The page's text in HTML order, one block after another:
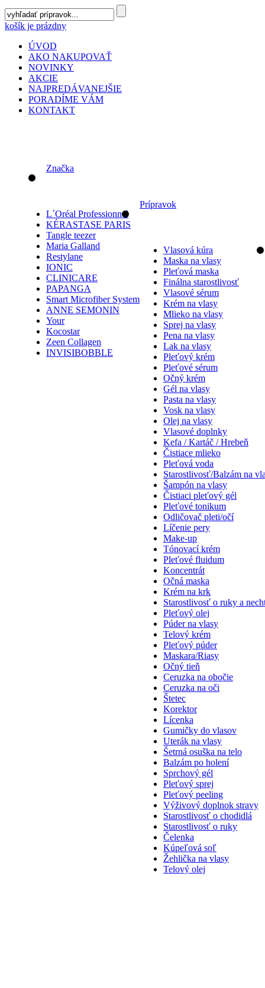
košík je prázdny
ÚVOD
AKO NAKUPOVAŤ
NOVINKY
AKCIE
NAJPREDÁVANEJŠIE
PORADÍME VÁM
KONTAKT
Značka
L´Oréal Professionnel
KÉRASTASE PARIS
Tangle teezer
Maria Galland
Restylane
IONIC
CLINICARE
PAPANGA
Smart Microfiber System
ANNE SEMONIN
Your
Kocostar
Zeen Collagen
INVISIBOBBLE
Prípravok
Vlasová kúra
Maska na vlasy
Pleťová maska
Finálna starostlivosť
Vlasové sérum
Krém na vlasy
Mlieko na vlasy
Sprej na vlasy
Pena na vlasy
Lak na vlasy
Pleťový krém
Pleťové sérum
Očný krém
Gél na vlasy
Pasta na vlasy
Vosk na vlasy
Olej na vlasy
Vlasové doplnky
Kefa / Kartáč / Hrebeň
Čistiace mlieko
Pleťová voda
Starostlivosť/Balzám na
Šampón na vlasy
Čistiaci pleťový gél
Pleťové tonikum
Odličovač pleti/očí
Líčenie pery
Make-up
Tónovací krém
Pleťové fluidum
Koncentrát
Očná maska
Krém na krk
Starostlivosť o ruky a
Pleťový olej
Púder na vlasy
Telový krém
Pleťový púder
Maskara/Riasy
Očný tieň
Ceruzka na obočie
Ceruzka na oči
Štetec
Korektor
Lícenka
Gumičky do vlasov
Uterák na vlasy
Šetrná osuška na telo
Balzám po holení
Sprchový gél
Pleťový sprej
Pleťový peeling
Výživový doplnok stravy
Starostlivosť o chodidlá
Starostlivosť o ruky
Čelenka
Kúpeľová soľ
Žehlička na vlasy
Telový olej